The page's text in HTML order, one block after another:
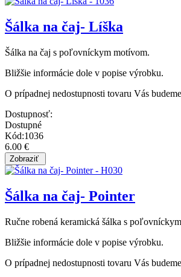
Šálka na čaj- Líška
Šálka na čaj s poľovníckym motívom.
Bližšie informácie dole v popise výrobku.
O prípadnej nedostupnosti tovaru Vás
Dostupnosť:
Dostupné
Kód:1036
6.00 €
Šálka na čaj- Pointer
Ručne robená keramická šálka s
Bližšie informácie dole v popise výrobku.
O prípadnej nedostupnosti tovaru Vás